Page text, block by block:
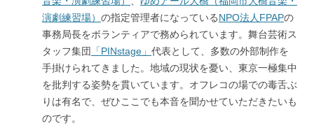
演劇練習場） の指定管理者になっているNPO法人FPAPの
事務局長をボランティアで務められています。舞台芸術ス
タッフ集団
「PINstage」 代表として、多数の外部制作を
手掛けられてきました。地域の現状を憂い、東京一極集中
を批判する姿勢を貫いています。オフレコの場での毒舌ぶ
りは有名で、ぜひここでも本音を聞かせていただきたいも
のです。